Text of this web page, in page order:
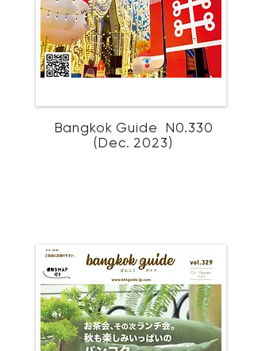
Bangkok Guide N0.330
(Dec. 2023)